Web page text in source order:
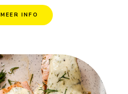
MEER INFO